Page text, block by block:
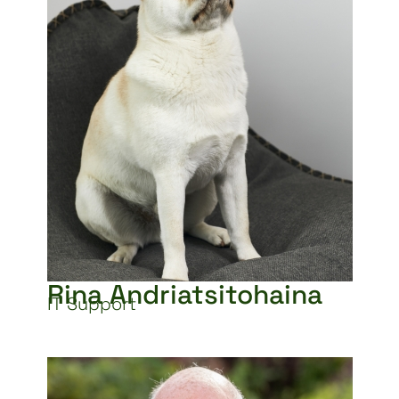
Rina Andriatsitohaina
IT Support